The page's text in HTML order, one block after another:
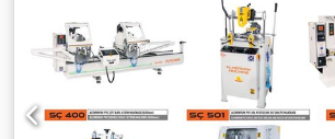
transporte verticat - 1 x mesa basculante
esquinas de 2 cabezales con cabezales
mesa de salida ajustado para Rehau
Synego y Geneo la línea está todavía en
puede inspeccionar en condiciones de
completamente funcional, muy buenas